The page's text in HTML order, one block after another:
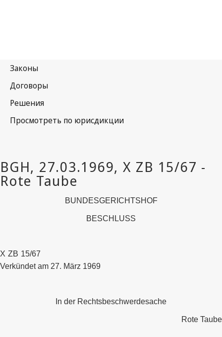
BUNDESGERICHTSHOF
BESCHLUSS
X ZB 15/67
Verkündet am 27. März 1969
In der Rechtsbeschwerdesache
Rote Taube